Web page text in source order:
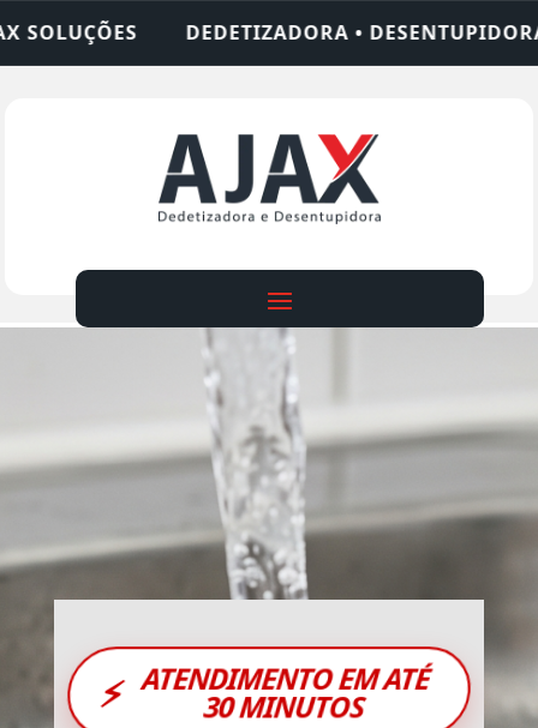
• DESENTUPIDORA • LIMPEZA DE FOSSA •
⚡ ATENDIMENTO EM ATÉ
30 MINUTOS